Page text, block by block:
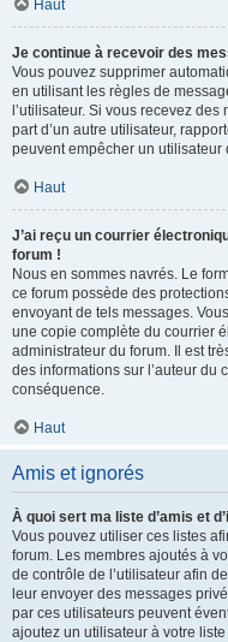
Haut
Je continue à recevoir des
Vous pouvez supprimer
en utilisant les règles de
l’utilisateur. Si vous recevez
part d’un autre utilisateur,
peuvent empêcher un utilisateur
Haut
J’ai reçu un courrier
forum !
Nous en sommes navrés. Le
ce forum possède des
envoyant de tels messages.
une copie complète du courrier
administrateur du forum. Il est
des informations sur l’auteur du
conséquence.
Haut
Amis et ignorés
À quoi sert ma liste d’amis et
Vous pouvez utiliser ces listes
forum. Les membres ajoutés à
de contrôle de l’utilisateur afin
leur envoyer des messages
par ces utilisateurs peuvent
ajoutez un utilisateur à votre